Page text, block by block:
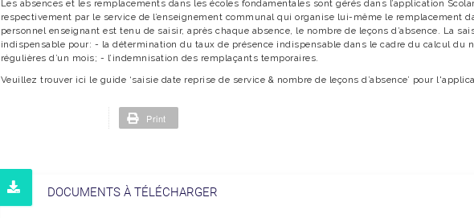
Les absences et les remplacements dans les écoles fondamentales sont gérés dans l’application
respectivement par le service de l’enseignement communal qui organise lui-même le remplacement
personnel enseignant est tenu de saisir, après chaque absence, le nombre de leçons d’absence. La
indispensable pour: - la détermination du taux de présence indispensable dans le cadre du calcul du
régulières d’un mois; - l’indemnisation des remplaçants temporaires.
Veuillez trouver ici le guide ‘saisie date reprise de service & nombre de leçons d’absence’ pour
Print
DOCUMENTS À TÉLÉCHARGER